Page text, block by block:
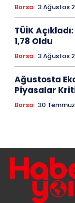
Borsa 3 Ağustos
TÜİK
1,78 Oldu
Borsa 3 Ağustos
Ağustosta
Piyasalar
Borsa 30